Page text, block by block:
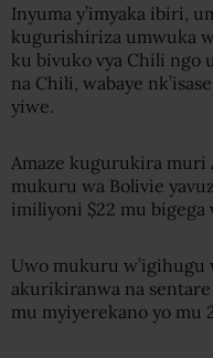
Inyuma y’imyaka ibiri,
kugurishiriza umwuka
ku bivuko vya Chili ngo
na Chili, wabaye
yiwe.
Amaze kugurukira muri
mukuru wa Bolivie
imiliyoni $22 mu bigega
Uwo mukuru
akurikiranwa na
mu myiyerekano yo mu